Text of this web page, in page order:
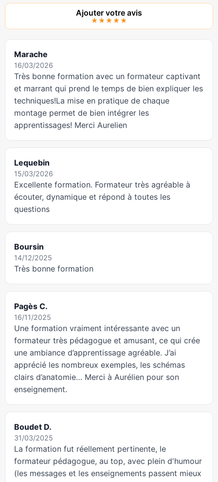
Ajouter votre avis
★★★★★
Marache
16/03/2026
Très bonne formation avec un formateur captivant
et marrant qui prend le temps de bien expliquer les
techniques!La mise en pratique de chaque
montage permet de bien intégrer les
apprentissages! Merci Aurelien
Lequebin
15/03/2026
Excellente formation. Formateur très agréable à
écouter, dynamique et répond à toutes les
questions
Boursin
14/12/2025
Très bonne formation
Pagès C.
16/11/2025
Une formation vraiment intéressante avec un
formateur très pédagogue et amusant, ce qui crée
une ambiance d’apprentissage agréable. J’ai
apprécié les nombreux exemples, les schémas
clairs d’anatomie… Merci à Aurélien pour son
enseignement.
Boudet D.
31/03/2025
La formation fut réellement pertinente, le
formateur pédagogue, au top, avec plein d'humour
(les messages et les enseignements passent mieux